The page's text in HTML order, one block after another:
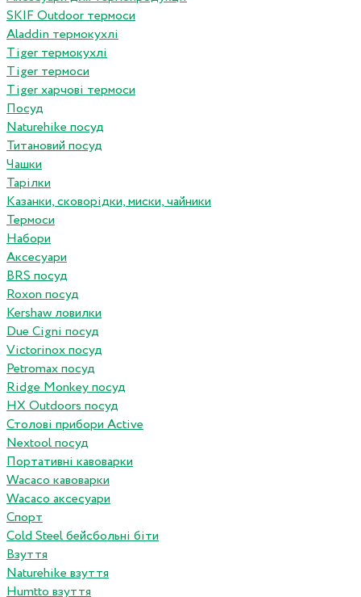
SKIF Outdoor термоси
Aladdin термокухлі
Tiger термокухлі
Tiger термоси
Tiger харчові термоси
Посуд
Naturehike посуд
Титановий посуд
Чашки
Тарілки
Казанки, сковорідки, миски, чайники
Термоси
Набори
Аксесуари
BRS посуд
Roxon посуд
Kershaw ловилки
Due Cigni посуд
Victorinox посуд
Petromax посуд
Ridge Monkey посуд
HX Outdoors посуд
Столові прибори Active
Nextool посуд
Портативні кавоварки
Wacaco кавоварки
Wacaco аксесуари
Спорт
Cold Steel бейсбольні біти
Взуття
Naturehike взуття
Humtto взуття